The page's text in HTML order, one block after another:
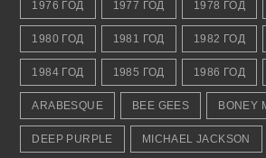
1976 ГОД 1977 ГОД 1978 ГОД
1980 ГОД 1981 ГОД 1982 ГОД
1984 ГОД 1985 ГОД 1986 ГОД
ARABESQUE BEE GEES BONEY
DEEP PURPLE MICHAEL JACKSON